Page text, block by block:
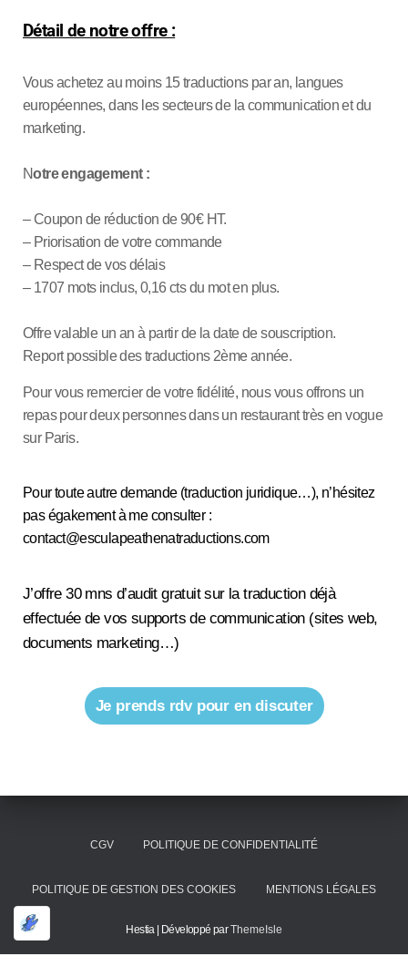
Détail de notre offre :
Vous achetez au moins 15 traductions par an, langues
européennes, dans les secteurs de la communication et du
marketing.
Notre engagement :
– Coupon de réduction de 90€ HT.
– Priorisation de votre commande
– Respect de vos délais
– 1707 mots inclus, 0,16 cts du mot en plus.
Offre valable un an à partir de la date de souscription.
Report possible des traductions 2ème année.
Pour vous remercier de votre fidélité, nous vous offrons un
repas pour deux personnes dans un restaurant très en vogue
sur Paris.
Pour toute autre demande (traduction juridique…), n’hésitez
pas égakement à me consulter :
contact@esculapeathenatraductions.com
J’offre 30 mns d’audit gratuit sur la traduction déjà
effectuée de vos supports de communication (sites web,
documents marketing…)
Je prends rdv pour en discuter
CGV POLITIQUE DE CONFIDENTIALITÉ
POLITIQUE DE GESTION DES COOKIES MENTIONS LÉGALES
Hestia | Développé parThemeIsle